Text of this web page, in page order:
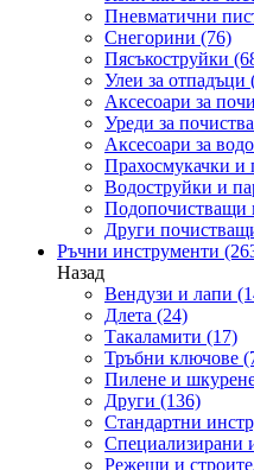
Пневматични
Снегорини (76)
Пясъкоструйки
Улеи за отпадъци
Аксесоари за
Уреди за
Аксесоари за
Прахосмукачки и
Водоструйки и
Други
Ръчни инструменти
Назад
Вендузи и лапи
Длета (24)
Такаламити (17)
Тръбни ключове
Пилене и
Други (136)
Стандартни
Специализирани
Режещи и